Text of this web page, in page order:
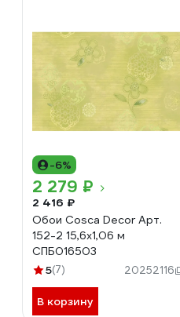
-6%
2 279 ₽
2 416 ₽
Обои Cosca Decor Арт.
152-2 15,6x1,06 м
СПБ016503
5(7) 20252116
В корзину